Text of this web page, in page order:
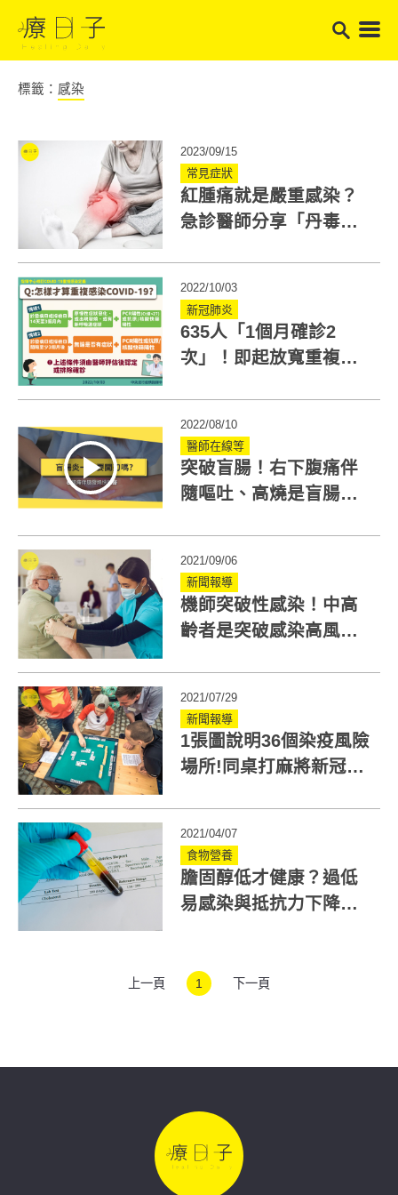
標籤： 感染
2023/09/15
常見症狀
紅腫痛就是嚴重感染？
急診醫師分享「丹毒」
2022/10/03
新冠肺炎
635人「1個月確診2
次」！即起放寬重複感
2022/08/10
醫師在線等
突破盲腸！右下腹痛伴
隨嘔吐、高燒是盲腸炎
2021/09/06
新聞報導
機師突破性感染！中高
齡者是突破感染高風險
2021/07/29
新聞報導
1張圖說明36個染疫風險
場所!同桌打麻將新冠感
2021/04/07
食物營養
膽固醇低才健康？過低
易感染與抵抗力下降！
上一頁 1 下一頁